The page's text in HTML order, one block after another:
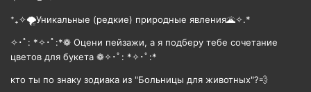
⁺₊✧🌪️Уникальные (редкие) природные явления🌋✧.*
✧･ﾟ: *✧･ﾟ:*❁ Оцени пейзажи, а я подберу тебе сочетание
цветов для букета ❁✧･ﾟ: *✧･ﾟ:*
кто ты по знаку зодиака из "Больницы для животных"?💨